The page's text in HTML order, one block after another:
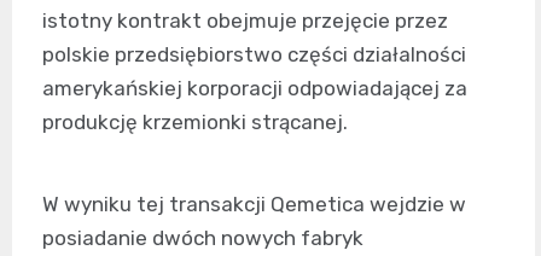
istotny kontrakt obejmuje przejęcie przez
polskie przedsiębiorstwo części działalności
amerykańskiej korporacji odpowiadającej za
produkcję krzemionki strącanej.
W wyniku tej transakcji Qemetica wejdzie w
posiadanie dwóch nowych fabryk